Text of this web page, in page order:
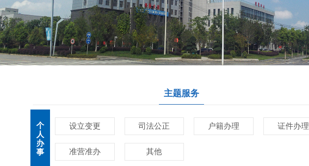
主题服务
个
人
办
事
设立变更 司法公正 户籍办理 证件办理
准营准办 其他